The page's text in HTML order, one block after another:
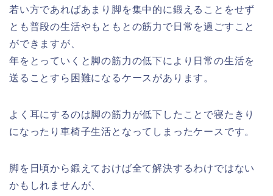
若い方であればあまり脚を集中的に鍛えることをせず
とも普段の生活やもともとの筋力で日常を過ごすこと
ができますが、
年をとっていくと脚の筋力の低下により日常の生活を
送ることすら困難になるケースがあります。
よく耳にするのは脚の筋力が低下したことで寝たきり
になったり車椅子生活となってしまったケースです。
脚を日頃から鍛えておけば全て解決するわけではない
かもしれませんが、